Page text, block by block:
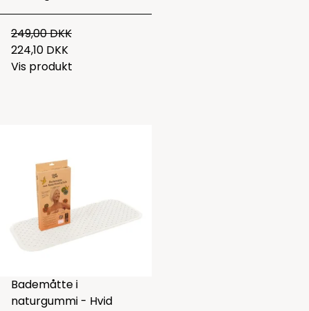
249,00 DKK
224,10 DKK
Vis produkt
Bademåtte i
naturgummi - Hvid